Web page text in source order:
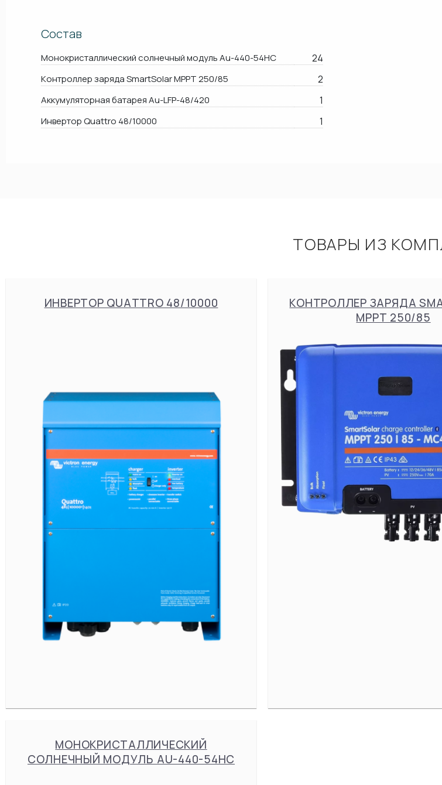
Состав
Монокристаллический солнечный модуль Au-440-54HC 24
Контроллер заряда SmartSolar MPPT 250/85 2
Аккумуляторная батарея Au-LFP-48/420 1
Инвертор Quattro 48/10000 1
ТОВАРЫ ИЗ
ИНВЕРТОР QUATTRO 48/10000
КОНТРОЛЛЕР ЗАРЯДА
MPPT 250/85
МОНОКРИСТАЛЛИЧЕСКИЙ
СОЛНЕЧНЫЙ МОДУЛЬ AU-440-54HC